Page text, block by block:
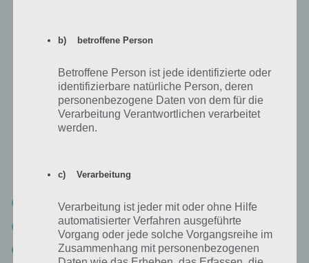
100 Doors Aliens Space Level 56 Lösung
100 Doors Aliens Space Level 57 Lösung
Weiter geht es mit Level 57 von 100 Doors Aliens Space. Auch hier
bleibt es kompliziert und ohne Zettel und Stift kaum lösbar. Es
1. Zug: 6, 4, 8, 6
2. Zug: 3, 1, 6, 2
Subtraktion: 6-3=3, 4-1=3, 8-6=2, 6-2=4
b) betroffene Person
Betroffene Person ist jede identifizierte oder
identifizierbare natürliche Person, deren
personenbezogene Daten von dem für die
Verarbeitung Verantwortlichen verarbeitet
werden.
c) Verarbeitung
Verarbeitung ist jeder mit oder ohne Hilfe
automatisierter Verfahren ausgeführte
Vorgang oder jede solche Vorgangsreihe im
Zusammenhang mit personenbezogenen